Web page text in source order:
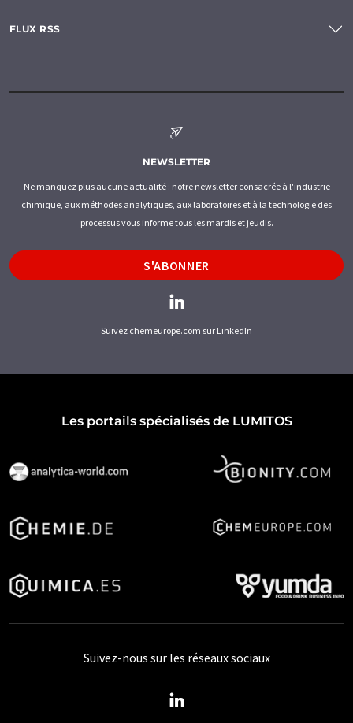
FLUX RSS
NEWSLETTER
Ne manquez plus aucune actualité : notre newsletter consacrée à l'industrie
chimique, aux méthodes analytiques, aux laboratoires et à la technologie des
processus vous informe tous les mardis et jeudis.
S'ABONNER
Suivez chemeurope.com sur LinkedIn
Les portails spécialisés de LUMITOS
Suivez-nous sur les réseaux sociaux